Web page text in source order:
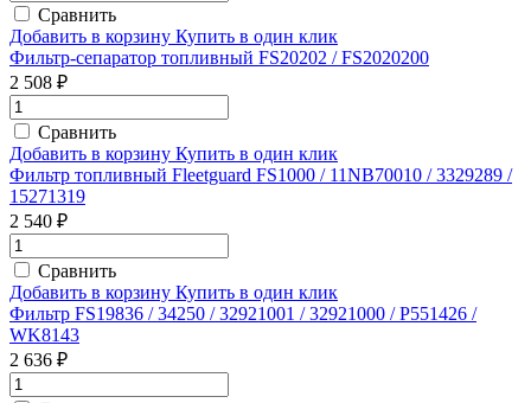
Сравнить
Добавить в корзину Купить в один клик
Фильтр-сепаратор топливный FS20202 / FS2020200
2 508 ₽
Сравнить
Добавить в корзину Купить в один клик
Фильтр топливный Fleetguard FS1000 / 11NB70010 / 3329289 /
15271319
2 540 ₽
Сравнить
Добавить в корзину Купить в один клик
Фильтр FS19836 / 34250 / 32921001 / 32921000 / P551426 /
WK8143
2 636 ₽